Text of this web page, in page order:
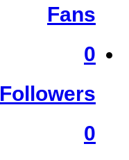
Fans
0
Followers
0